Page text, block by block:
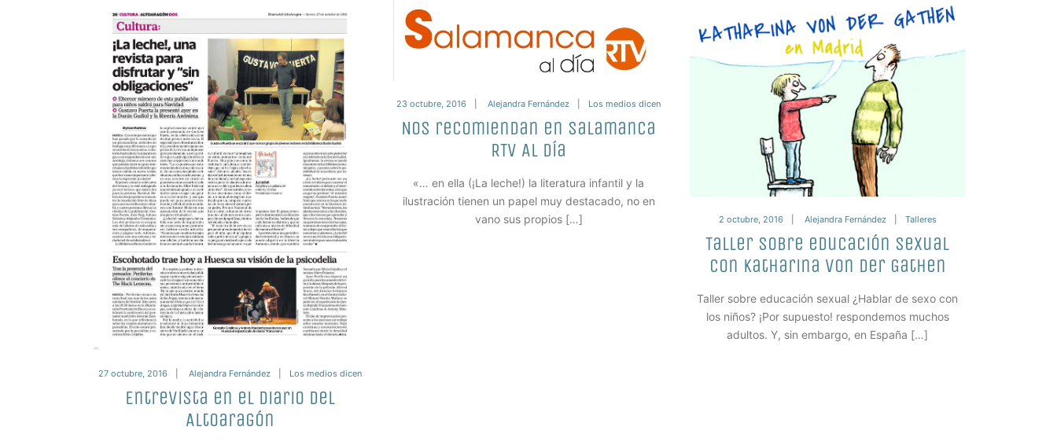
27 octubre, 2016 Alejandra Fernández Los medios dicen
Entrevista en el Diario del
Altoaragón
23 octubre, 2016 Alejandra Fernández Los medios dicen
Nos recomiendan en Salamanca
RTV Al día
«… en ella (¡La leche!) la literatura infantil y la
ilustración tienen un papel muy destacado, no en
vano sus propios […]
2 octubre, 2016 Alejandra Fernández Talleres
Taller sobre educación sexual
con Katharina von der Gathen
Taller sobre educación sexual ¿Hablar de sexo con
los niños? ¡Por supuesto! respondemos muchos
adultos. Y, sin embargo, en España […]